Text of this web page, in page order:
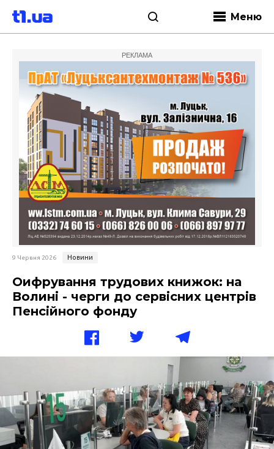
Меню
РЕКЛАМА
9 Червня 2026 Новини
Оифрування трудових книжок: на
Волині - черги до сервісних центрів
Пенсійного фонду